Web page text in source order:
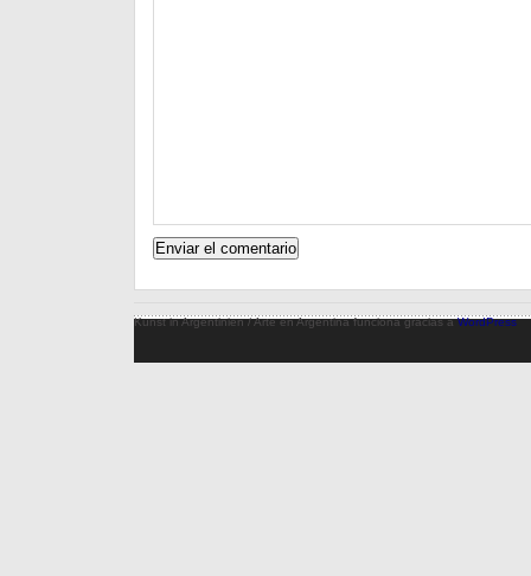
Kunst in Argentinien / Arte en Argentina funciona gracias aWordPress